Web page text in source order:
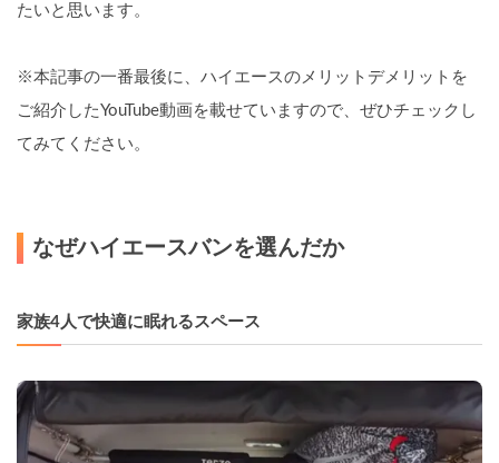
たいと思います。
※本記事の一番最後に、ハイエースのメリットデメリットを
ご紹介したYouTube動画を載せていますので、ぜひチェックし
てみてください。
なぜハイエースバンを選んだか
家族4人で快適に眠れるスペース